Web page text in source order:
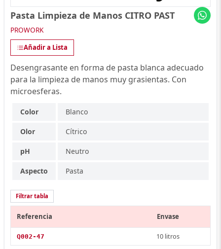
Pasta Limpieza de Manos CITRO PAST
PROWORK
Añadir a Lista
Desengrasante en forma de pasta blanca adecuado
para la limpieza de manos muy grasientas. Con
microesferas.
Color Blanco
Olor Cítrico
pH Neutro
Aspecto Pasta
Filtrar tabla
Referencia Envase
Q002-47 10 litros